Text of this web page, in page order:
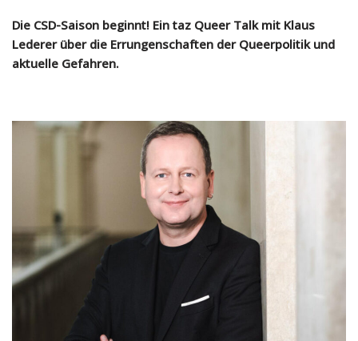
Die CSD-Saison beginnt! Ein taz Queer Talk mit Klaus
Lederer über die Errungenschaften der Queerpolitik und
aktuelle Gefahren.